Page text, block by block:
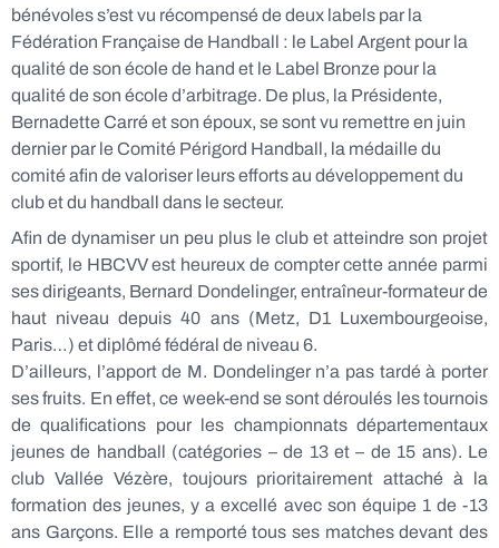
bénévoles s’est vu récompensé de deux labels par la
Fédération Française de Handball : le Label Argent pour la
qualité de son école de hand et le Label Bronze pour la
qualité de son école d’arbitrage. De plus, la Présidente,
Bernadette Carré et son époux, se sont vu remettre en juin
dernier par le Comité Périgord Handball, la médaille du
comité afin de valoriser leurs efforts au développement du
club et du handball dans le secteur.
Afin de dynamiser un peu plus le club et atteindre son projet
sportif, le HBCVV est heureux de compter cette année parmi
ses dirigeants, Bernard Dondelinger, entraîneur-formateur de
haut niveau depuis 40 ans (Metz, D1 Luxembourgeoise,
Paris…) et diplômé fédéral de niveau 6.
D’ailleurs, l’apport de M. Dondelinger n’a pas tardé à porter
ses fruits. En effet, ce week-end se sont déroulés les tournois
de qualifications pour les championnats départementaux
jeunes de handball (catégories – de 13 et – de 15 ans). Le
club Vallée Vézère, toujours prioritairement attaché à la
formation des jeunes, y a excellé avec son équipe 1 de -13
ans Garçons. Elle a remporté tous ses matches devant des